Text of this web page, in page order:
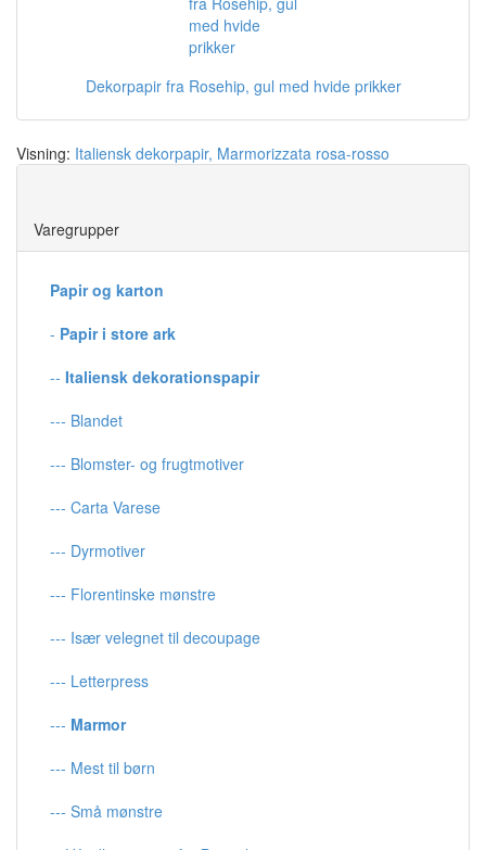
Dekorpapir fra Rosehip, gul med hvide prikker
Visning: Italiensk dekorpapir, Marmorizzata rosa-rosso
Varegrupper
Papir og karton
- Papir i store ark
-- Italiensk dekorationspapir
--- Blandet
--- Blomster- og frugtmotiver
--- Carta Varese
--- Dyrmotiver
--- Florentinske mønstre
--- Især velegnet til decoupage
--- Letterpress
--- Marmor
--- Mest til børn
--- Små mønstre